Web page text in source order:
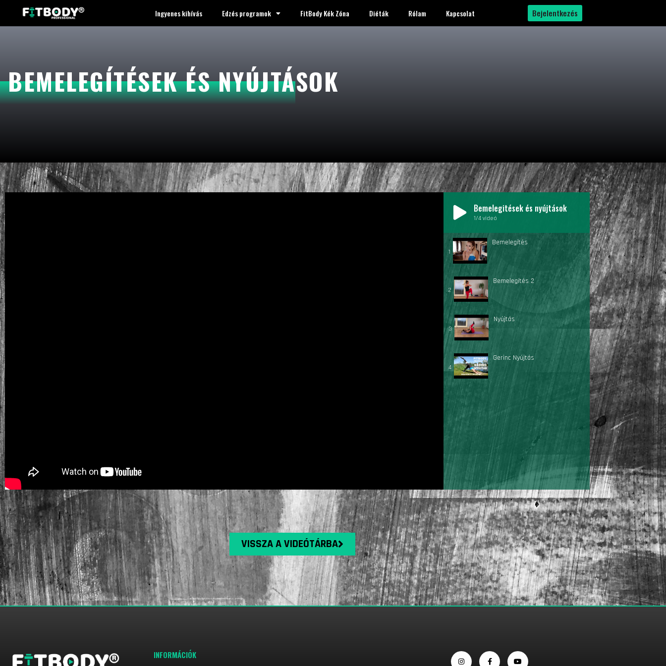
Ingyenes kihívás Edzés programok FitBody Kék Zóna Diéták Rólam Kapcsolat Bejelentkezés
BEMELEGÍTÉSEK ÉS NYÚJTÁSOK
Bemelegitések és nyújtások
1/4 videó
1
Bemelegítés
2
Bemelegítés 2
3
Nyújtás
4
Gerinc Nyújtás
VISSZA A VIDEÓTÁRBA
INFORMÁCIÓK